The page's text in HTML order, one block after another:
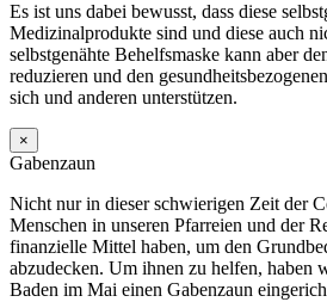
Es ist uns dabei bewusst, dass diese
Medizinalprodukte sind und diese auch
selbstgenähte Behelfsmaske kann aber
reduzieren und den
sich und anderen unterstützen.
×
Gabenzaun
Nicht nur in dieser schwierigen Zeit der
Menschen in unseren Pfarreien und der
finanzielle Mittel haben, um den
abzudecken. Um ihnen zu helfen, haben
Baden im Mai einen Gabenzaun